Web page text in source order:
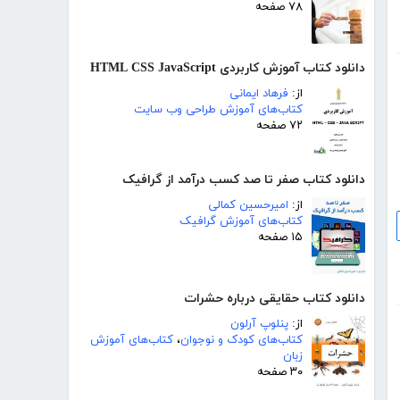
۷۸ صفحه
دانلود کتاب آموزش کاربردی HTML CSS JavaScript
از: فرهاد ایمانی
کتاب‌های آموزش طراحی وب سایت
۷۲ صفحه
دانلود کتاب صفر تا صد کسب درآمد از گرافیک
از: امیرحسین کمالی
کتاب‌های آموزش گرافیک
۱۵ صفحه
دانلود کتاب حقایقی درباره حشرات
از: پنلوپ آرلون
کتاب‌های کودک و نوجوان، کتاب‌های آموزش
زبان
۳۰ صفحه